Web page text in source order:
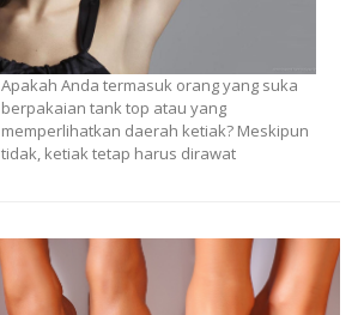
Apakah Anda termasuk orang yang suka
berpakaian tank top atau yang
memperlihatkan daerah ketiak? Meskipun
tidak, ketiak tetap harus dirawat